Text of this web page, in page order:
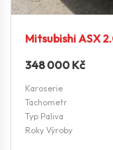
Mitsubishi ASX
348 000 Kč
Karoserie
Tachometr
Typ Paliva
Roky Výroby